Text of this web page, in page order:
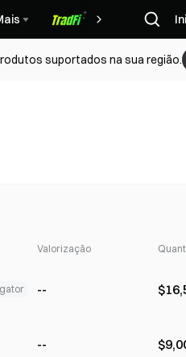
suportados na sua região.
Valorização
--
--